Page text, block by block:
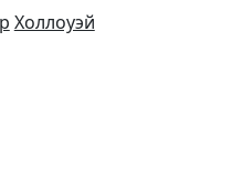
Холлоуэй